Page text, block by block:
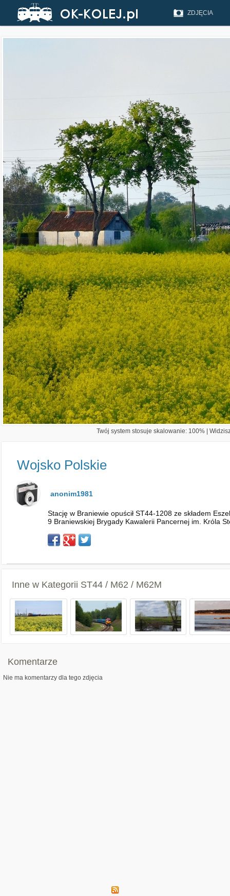
ZDJĘCIA
Twój system stosuje skalowanie: 100% |
Wojsko Polskie
anonim1981
Stację w Braniewie opuścił ST44-1208 ze składem
9 Braniewskiej Brygady Kawalerii Pancernej im. Króla
Inne w Kategorii ST44 / M62 / M62M
Komentarze
Nie ma komentarzy dla tego zdjęcia